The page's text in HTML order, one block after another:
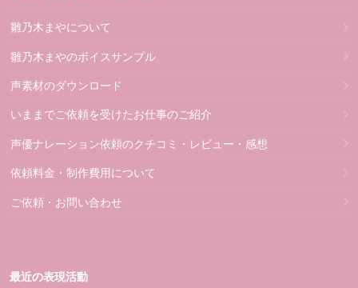
雛乃木まやについて
雛乃木まやのボイスサンプル
声素材のダウンロード
いままでご依頼を受けたお仕事のご紹介
声優ナレーション依頼のクチコミ・レビュー・感想
依頼料金・制作費用について
ご依頼・お問い合わせ
最近の表現活動